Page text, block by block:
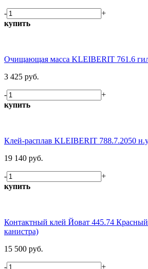
-
+
купить
Очищающая масса KLEIBERIT 761.6
3 425 руб.
-
+
купить
Клей-расплав KLEIBERIT 788.7.2050
19 140 руб.
-
+
купить
Контактный клей Йоват 445.74 Красный
канистра)
15 500 руб.
- +